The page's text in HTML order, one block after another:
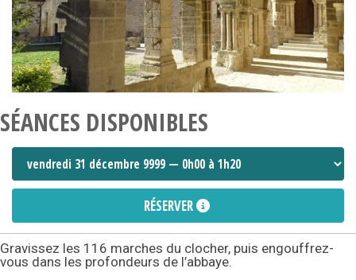
SÉANCES DISPONIBLES
RÉSERVER
Gravissez les 116 marches du clocher, puis engouffrez-
vous dans les profondeurs de l’abbaye.